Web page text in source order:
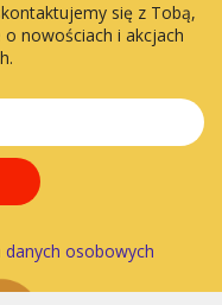
się z Tobą,
o nowościach i akcjach
danych osobowych